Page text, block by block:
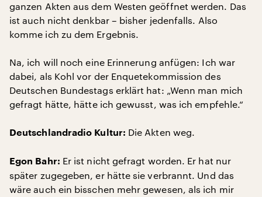
ganzen Akten aus dem Westen geöffnet werden. Das
ist auch nicht denkbar – bisher jedenfalls. Also
komme ich zu dem Ergebnis.
Na, ich will noch eine Erinnerung anfügen: Ich war
dabei, als Kohl vor der Enquetekommission des
Deutschen Bundestags erklärt hat: „Wenn man mich
gefragt hätte, hätte ich gewusst, was ich empfehle.“
Deutschlandradio Kultur: Die Akten weg.
Egon Bahr: Er ist nicht gefragt worden. Er hat nur
später zugegeben, er hätte sie verbrannt. Und das
wäre auch ein bisschen mehr gewesen, als ich mir